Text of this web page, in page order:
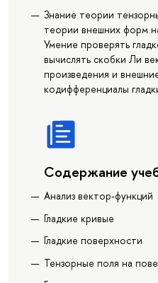
Знание теории
теории внешних форм
Умение проверять
вычислять скобки Ли
произведения и
кодифференциалы
Содержание
Анализ вектор-функций
Гладкие кривые
Гладкие поверхности
Тензорные поля на